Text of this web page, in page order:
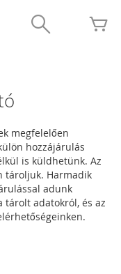
megfelelően
hozzájárulás
is küldhetünk. Az
tároljuk. Harmadik
adunk
tárolt adatokról, és az